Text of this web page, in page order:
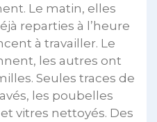
Le matin, elles
reparties à l’heure
à travailler. Le
les autres ont
Seules traces de
les poubelles
vitres nettoyés. Des